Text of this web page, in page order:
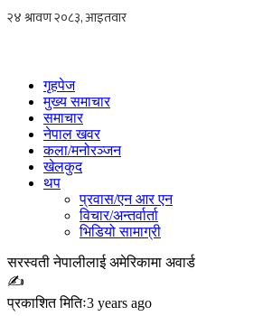
Skip
गृहपेज
मुख्य समाचार
समाचार
नेपाल खवर
कला/मनोरञ्जन
खेलकुद
थप
प्रवास/एन आर एन
विचार/अन्तर्वार्ता
भिडियो सामाग्री
सरस्वती नेपालीलाई अमेरिकामा अवार्ड
✍
प्रकाशित मितिः3 years ago